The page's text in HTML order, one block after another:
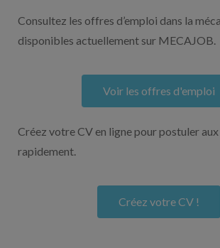
Consultez les offres d’emploi dans la
disponibles actuellement sur MECAJOB.
Voir les offres d'emploi
Créez votre CV en ligne pour postuler aux
rapidement.
Créez votre CV !